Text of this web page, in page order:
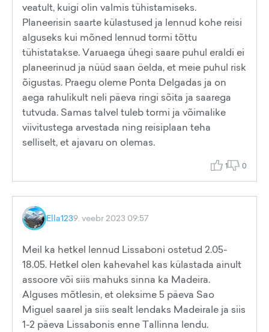
veatult, kuigi olin valmis tühistamiseks.
Planeerisin saarte külastused ja lennud kohe reisi
alguseks kui mõned lennud tormi tõttu
tühistatakse. Varuaega ühegi saare puhul eraldi ei
planeerinud ja nüüd saan öelda, et meie puhul risk
õigustas. Praegu oleme Ponta Delgadas ja on
aega rahulikult neli päeva ringi sõita ja saarega
tutvuda. Samas talvel tuleb tormi ja võimalike
viivitustega arvestada ning reisiplaan teha
selliselt, et ajavaru on olemas.
1 0
Ella1239. veebr 2023 09:57
Meil ka hetkel lennud Lissaboni ostetud 2.05-
18.05. Hetkel olen kahevahel kas külastada ainult
assoore või siis mahuks sinna ka Madeira.
Alguses mõtlesin, et oleksime 5 päeva Sao
Miguel saarel ja siis sealt lendaks Madeirale ja siis
1-2 päeva Lissabonis enne Tallinna lendu.